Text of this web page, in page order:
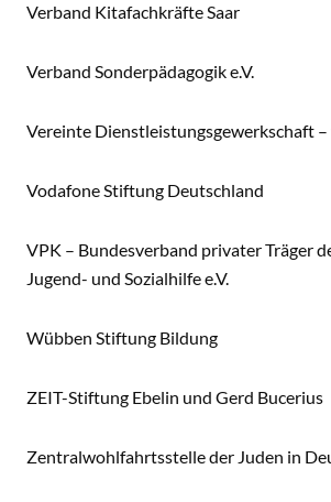
Verband Kitafachkräfte Saar
Verband Sonderpädagogik e.V.
Vereinte Dienstleistungsgewerkschaft –
Vodafone Stiftung Deutschland
VPK – Bundesverband privater Träger
Jugend- und Sozialhilfe e.V.
Wübben Stiftung Bildung
ZEIT-Stiftung Ebelin und Gerd Bucerius
Zentralwohlfahrtsstelle der Juden in